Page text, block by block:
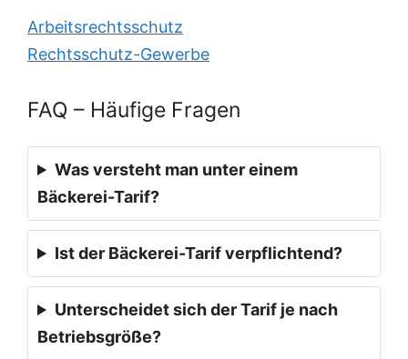
Arbeitsrechtsschutz
Rechtsschutz-Gewerbe
FAQ – Häufige Fragen
Was versteht man unter einem
Bäckerei-Tarif?
Ist der Bäckerei-Tarif verpflichtend?
Unterscheidet sich der Tarif je nach
Betriebsgröße?